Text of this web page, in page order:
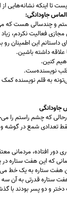
تا اینکه نشانه‌هایی
جاودانگی:
و چندسالی هست که
مجازی فعالیت نکردم،
داستانم این اطمینان
علاقه داشته باشین.
کنین.
نویسنده‌ست.
به قلم نویسنده کمک
جاودانگی
درحالی که چشم راستم را
تعدادی شمع در گوشه و
دور افتاده، مردمانی
که این هفت ستاره
هفت ستاره به یک خط
ستاره قدرتی به آن سه
و دو پسر بودند با